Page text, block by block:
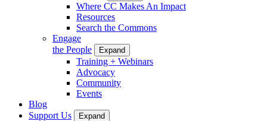
Where CC Makes An Impact
Resources
Search the Commons
Engage
the People
Expand
Training + Webinars
Advocacy
Community
Events
Blog
Support Us
Expand